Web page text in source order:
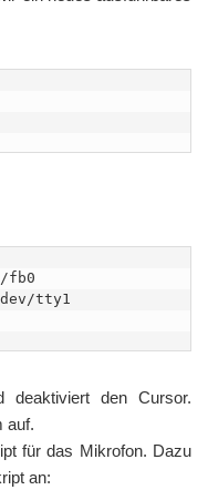
fb0
tty1
den Cursor.
auf.
für das Mikrofon. Dazu
an: